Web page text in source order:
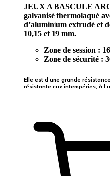
JEUX A BASCULE
galvanisé thermolaqué
d’aluminium extrudé et
10,15 et 19 mm.
Zone de session :
Zone de sécurité :
Elle est d’une grande
résistante aux intempéries, à